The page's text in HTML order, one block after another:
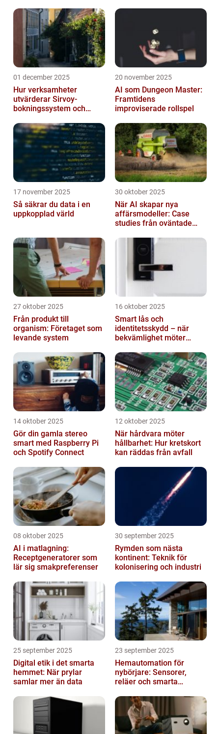
01 december 2025
Hur verksamheter
utvärderar Sirvoy-
bokningssystem och
20 november 2025
AI som Dungeon Master:
Framtidens
improviserade rollspel
17 november 2025
Så säkrar du data i en
uppkopplad värld
30 oktober 2025
När AI skapar nya
affärsmodeller: Case
studies från oväntade
27 oktober 2025
Från produkt till
organism: Företaget som
levande system
16 oktober 2025
Smart lås och
identitetsskydd – när
bekvämlighet möter
14 oktober 2025
Gör din gamla stereo
smart med Raspberry Pi
och Spotify Connect
12 oktober 2025
När hårdvara möter
hållbarhet: Hur kretskort
kan räddas från avfall
08 oktober 2025
AI i matlagning:
Receptgeneratorer som
lär sig smakpreferenser
30 september 2025
Rymden som nästa
kontinent: Teknik för
kolonisering och industri
25 september 2025
Digital etik i det smarta
hemmet: När prylar
samlar mer än data
23 september 2025
Hemautomation för
nybörjare: Sensorer,
reläer och smarta